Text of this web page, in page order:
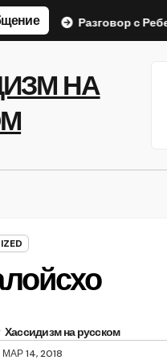
Разговор с Ребе
НА
Хассидизм на русском
МАР 14, 2018